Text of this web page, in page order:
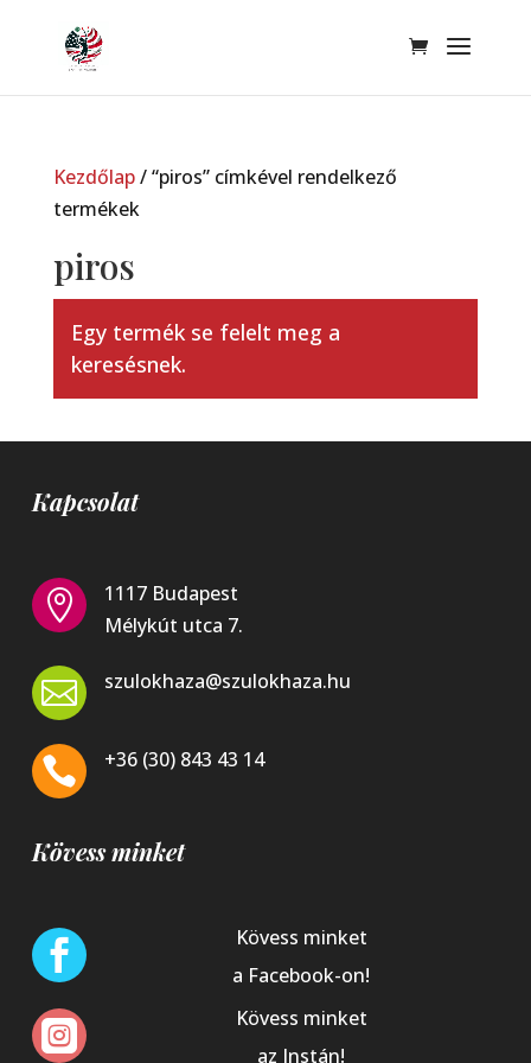
Kezdőlap/ “piros” címkével rendelkező
termékek
piros
Egy termék se felelt meg a
keresésnek.
Kapcsolat

1117 Budapest
Mélykút utca 7.
 szulokhaza@szulokhaza.hu
 +36 (30) 843 43 14
Kövess minket

Kövess minket
a Facebook-on!

Kövess minket
az Instán!